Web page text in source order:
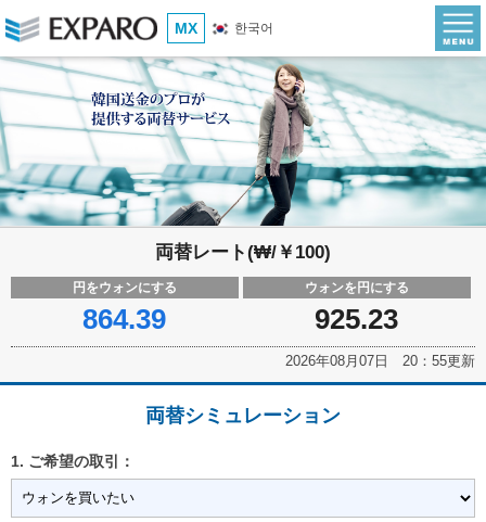
MX 한국어
両替レート(₩/￥100)
円をウォンにする
864.39
ウォンを円にする
925.23
2026年08月07日 20：55更新
両替シミュレーション
1. ご希望の取引：